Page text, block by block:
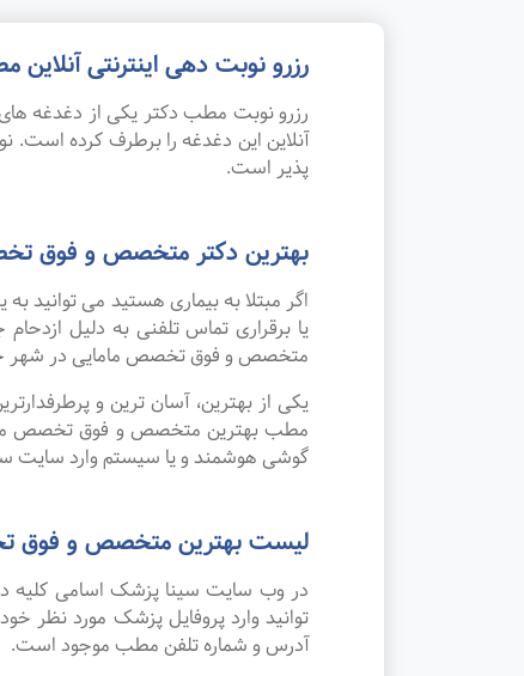
رزرو نوبت دهی اینترنتی
رزرو نوبت مطب دکتر یکی از دغدغه
آنلاین این دغدغه را برطرف کرده
پذیر است.
بهترین دکتر متخصص و فوق
اگر مبتلا به بیماری هستید می
یا برقراری تماس تلفنی به دلیل
متخصص و فوق تخصص مامایی در شهر
یکی از بهترین، آسان ترین و
مطب بهترین متخصص و فوق تخصص
گوشی هوشمند و یا سیستم وارد سایت
لیست بهترین متخصص و فوق
در وب سایت سینا پزشک اسامی کلیه
توانید وارد پروفایل پزشک مورد
آدرس و شماره تلفن مطب موجود است.